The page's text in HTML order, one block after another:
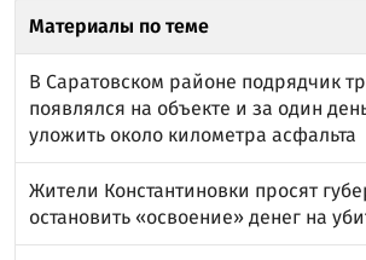
Материалы по теме
В Саратовском районе подрядчик
появлялся на объекте и за один
уложить около километра асфальта
Жители Константиновки просят
остановить «освоение» денег на